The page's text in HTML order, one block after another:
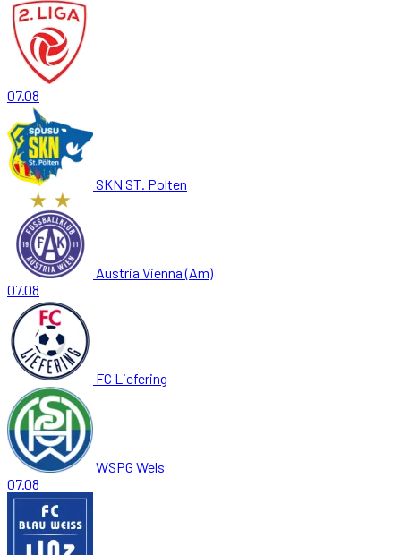
07.08
SKN ST. Polten
Austria Vienna (Am)
07.08
FC Liefering
WSPG Wels
07.08